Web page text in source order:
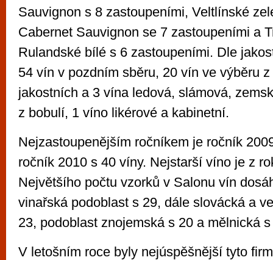
Sauvignon s 8 zastoupeními, Veltlínské
Cabernet Sauvignon se 7 zastoupeními a
Rulandské bílé s 6 zastoupeními. Dle
54 vín v pozdním sběru, 20 vín ve výběru
jakostních a 3 vína ledová, slámová,
z bobulí, 1 víno likérové a kabinetní.
Nejzastoupenějším ročníkem je ročník
ročník 2010 s 40 víny. Nejstarší víno je z
Největšího počtu vzorků v Salonu vín
vinařská podoblast s 29, dále slovácká a
23, podoblast znojemská s 20 a mělnická
V letošním roce byly nejúspěšnější tyto